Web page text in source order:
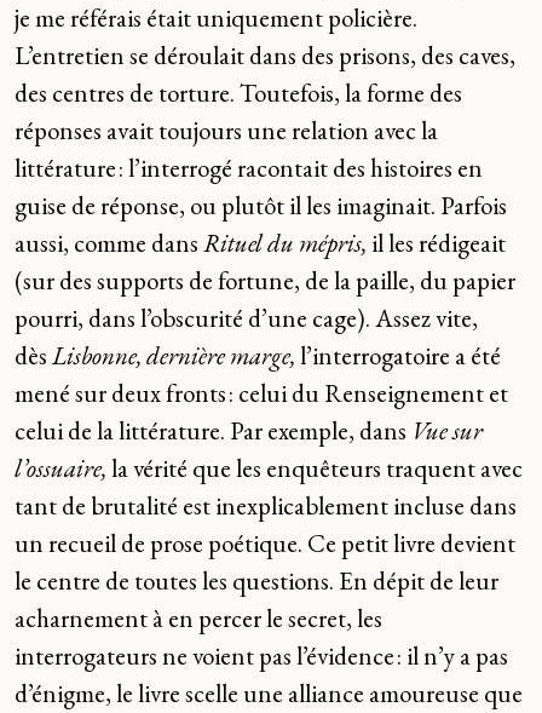
je me référais était uniquement policière.
L’entretien se déroulait dans des prisons, des caves,
des centres de torture. Toutefois, la forme des
réponses avait toujours une relation avec la
littérature : l’interrogé racontait des histoires en
guise de réponse, ou plutôt il les imaginait. Parfois
aussi, comme dansRituel du mépris, il les rédigeait
(sur des supports de fortune, de la paille, du papier
pourri, dans l’obscurité d’une cage). Assez vite,
dèsLisbonne, dernière marge,l’interrogatoire a été
mené sur deux fronts : celui du Renseignement et
celui de la littérature. Par exemple, dans Vue sur
l’ossuaire,la vérité que les enquêteurs traquent avec
tant de brutalité est inexplicablement incluse dans
un recueil de prose poétique. Ce petit livre devient
le centre de toutes les questions. En dépit de leur
acharnement à en percer le secret, les
interrogateurs ne voient pas l’évidence : il n’y a pas
d’énigme, le livre scelle une alliance amoureuse que